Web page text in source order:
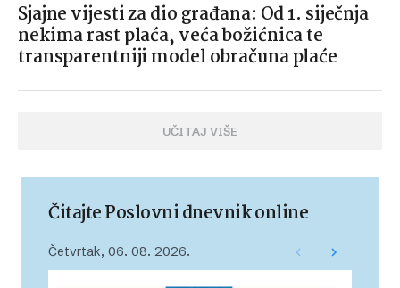
Sjajne vijesti za dio građana: Od 1. siječnja
nekima rast plaća, veća božićnica te
transparentniji model obračuna plaće
UČITAJ VIŠE
Čitajte Poslovni dnevnik online
Četvrtak, 06. 08. 2026.